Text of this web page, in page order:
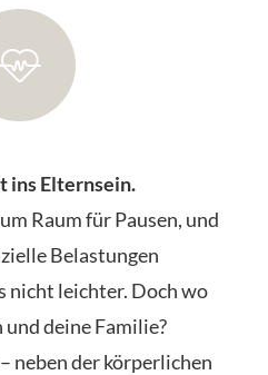
ins Elternsein.
Raum für Pausen, und
Belastungen
nicht leichter. Doch wo
deine Familie?
neben der körperlichen